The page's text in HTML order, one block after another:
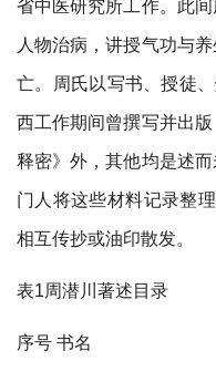
省中医研究所工作。此
人物治病，讲授气功与
亡。周氏以写书、授徒
西工作期间曾撰写并出
释密》外，其他均是述
门人将这些材料记录整
相互传抄或油印散发。
表1周潜川著述目录
序号 书名